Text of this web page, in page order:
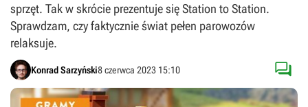
sprzęt. Tak w skrócie prezentuje się Station to Station.
Sprawdzam, czy faktycznie świat pełen parowozów
relaksuje.
Konrad Sarzyński8 czerwca 2023 15:10 